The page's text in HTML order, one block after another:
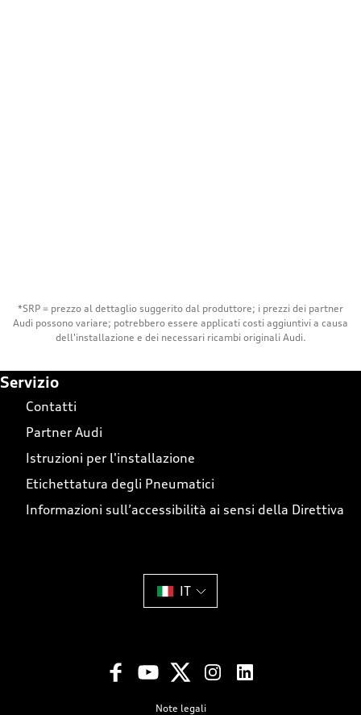
*SRP = prezzo al dettaglio suggerito dal produttore; i prezzi dei partner
Audi possono variare; potrebbero essere applicati costi aggiuntivi a causa
dell'installazione e dei necessari ricambi originali Audi.
Footer Teaser
Servizio
Contatti
Partner Audi
Istruzioni per l'installazione
Etichettatura degli Pneumatici
Informazioni sull’accessibilità ai sensi della Direttiva
IT
Note legali